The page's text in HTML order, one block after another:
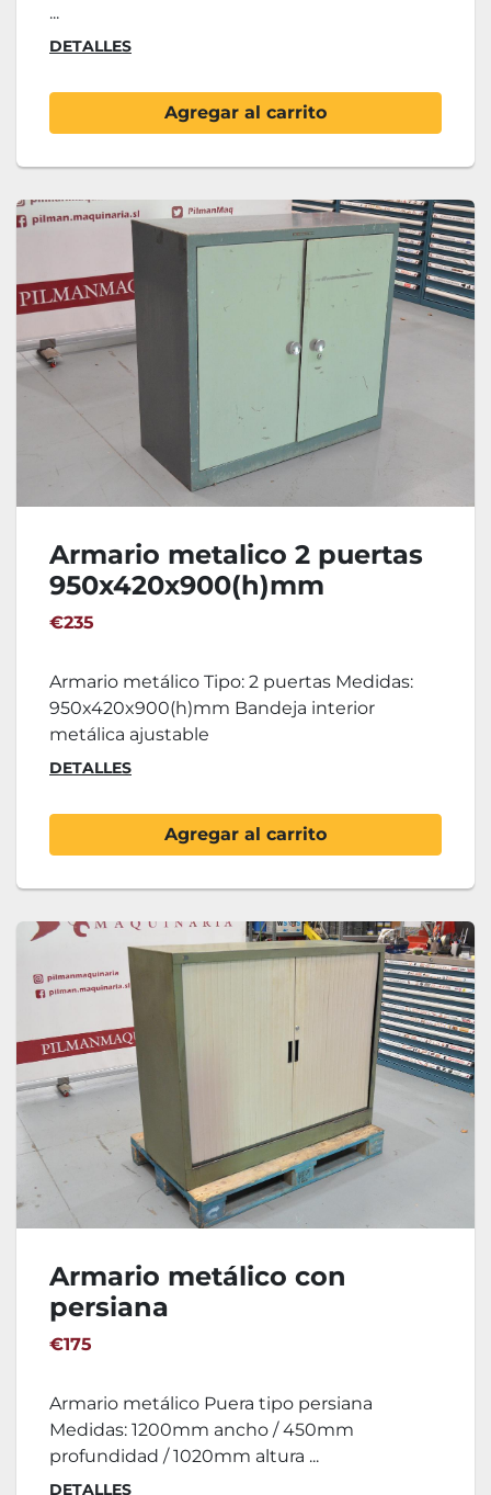
...
DETALLES
Agregar al carrito
Armario metalico 2 puertas
950x420x900(h)mm
€235
Armario metálico Tipo: 2 puertas Medidas:
950x420x900(h)mm Bandeja interior
metálica ajustable
DETALLES
Agregar al carrito
Armario metálico con
persiana
1200x450x1020(h)mm
€175
Armario metálico Puera tipo persiana
Medidas: 1200mm ancho / 450mm
profundidad / 1020mm altura ...
DETALLES